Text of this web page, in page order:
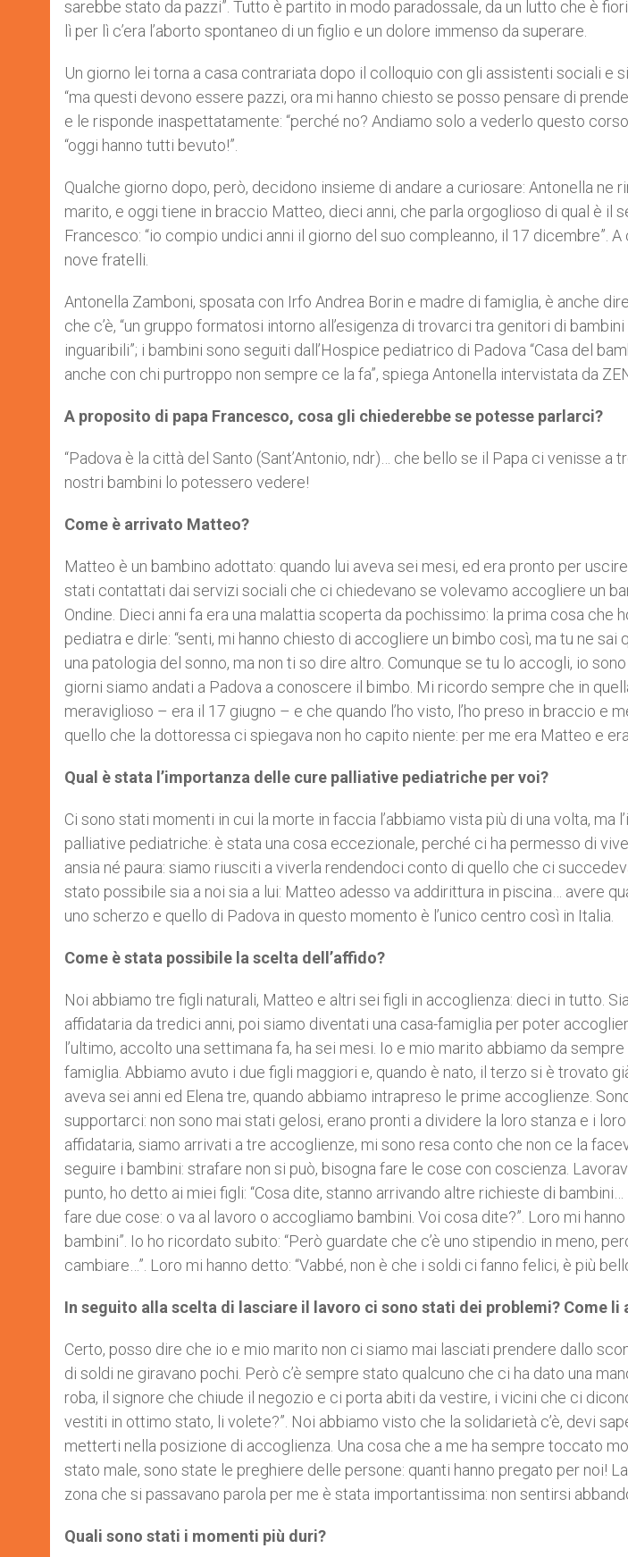
r
sarebbe stato da pazzi”. Tutto è partito in modo paradossale, da un lutto che è
lì per lì c’era l’aborto spontaneo di un figlio e un dolore immenso da superare.
Un giorno lei torna a casa contrariata dopo il colloquio con gli assistenti sociali e
“ma questi devono essere pazzi, ora mi hanno chiesto se posso pensare di
e le risponde inaspettatamente: “perché no? Andiamo solo a vederlo questo
“oggi hanno tutti bevuto!”.
Qualche giorno dopo, però, decidono insieme di andare a curiosare: Antonella ne
marito, e oggi tiene in braccio Matteo, dieci anni, che parla orgoglioso di qual è il
Francesco: “io compio undici anni il giorno del suo compleanno, il 17 dicembre”.
nove fratelli.
Antonella Zamboni, sposata con Irfo Andrea Borin e madre di famiglia, è anche
che c’è, “un gruppo formatosi intorno all’esigenza di trovarci tra genitori di
inguaribili”; i bambini sono seguiti dall’Hospice pediatrico di Padova “Casa del
anche con chi purtroppo non sempre ce la fa”, spiega Antonella intervistata da
A proposito di papa Francesco, cosa gli chiederebbe se potesse parlarci?
“Padova è la città del Santo (Sant’Antonio, ndr)… che bello se il Papa ci venisse a
nostri bambini lo potessero vedere!
Come è arrivato Matteo?
Matteo è un bambino adottato: quando lui aveva sei mesi, ed era pronto per
stati contattati dai servizi sociali che ci chiedevano se volevamo accogliere un
Ondine. Dieci anni fa era una malattia scoperta da pochissimo: la prima cosa che
pediatra e dirle: “senti, mi hanno chiesto di accogliere un bimbo così, ma tu ne sai
una patologia del sonno, ma non ti so dire altro. Comunque se tu lo accogli, io sono
giorni siamo andati a Padova a conoscere il bimbo. Mi ricordo sempre che in
meraviglioso – era il 17 giugno – e che quando l’ho visto, l’ho preso in braccio e
quello che la dottoressa ci spiegava non ho capito niente: per me era Matteo e
Qual è stata l’importanza delle cure palliative pediatriche per voi?
Ci sono stati momenti in cui la morte in faccia l’abbiamo vista più di una volta, ma
palliative pediatriche: è stata una cosa eccezionale, perché ci ha permesso di
ansia né paura: siamo riusciti a viverla rendendoci conto di quello che ci
stato possibile sia a noi sia a lui: Matteo adesso va addirittura in piscina… avere
uno scherzo e quello di Padova in questo momento è l’unico centro così in Italia.
Come è stata possibile la scelta dell’affido?
Noi abbiamo tre figli naturali, Matteo e altri sei figli in accoglienza: dieci in tutto.
affidataria da tredici anni, poi siamo diventati una casa-famiglia per poter
l’ultimo, accolto una settimana fa, ha sei mesi. Io e mio marito abbiamo da sempre
famiglia. Abbiamo avuto i due figli maggiori e, quando è nato, il terzo si è trovato
aveva sei anni ed Elena tre, quando abbiamo intrapreso le prime accoglienze.
supportarci: non sono mai stati gelosi, erano pronti a dividere la loro stanza e i
affidataria, siamo arrivati a tre accoglienze, mi sono resa conto che non ce la
seguire i bambini: strafare non si può, bisogna fare le cose con coscienza.
punto, ho detto ai miei figli: “Cosa dite, stanno arrivando altre richieste di
fare due cose: o va al lavoro o accogliamo bambini. Voi cosa dite?”. Loro mi
bambini”. Io ho ricordato subito: “Però guardate che c’è uno stipendio in meno,
cambiare…”. Loro mi hanno detto: “Vabbé, non è che i soldi ci fanno felici, è più
In seguito alla scelta di lasciare il lavoro ci sono stati dei problemi? Come li
Certo, posso dire che io e mio marito non ci siamo mai lasciati prendere dallo
di soldi ne giravano pochi. Però c’è sempre stato qualcuno che ci ha dato una
roba, il signore che chiude il negozio e ci porta abiti da vestire, i vicini che ci
vestiti in ottimo stato, li volete?”. Noi abbiamo visto che la solidarietà c’è, devi
metterti nella posizione di accoglienza. Una cosa che a me ha sempre toccato
stato male, sono state le preghiere delle persone: quanti hanno pregato per noi!
zona che si passavano parola per me è stata importantissima: non sentirsi
Quali sono stati i momenti più duri?